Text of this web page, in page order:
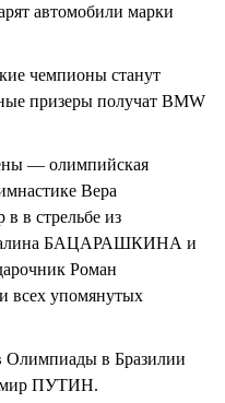
автомобили марки
чемпионы станут
призеры получат BMW
— олимпийская
Вера
в стрельбе из
БАЦАРАШКИНА и
Роман
упомянутых
Олимпиады в Бразилии
ПУТИН.